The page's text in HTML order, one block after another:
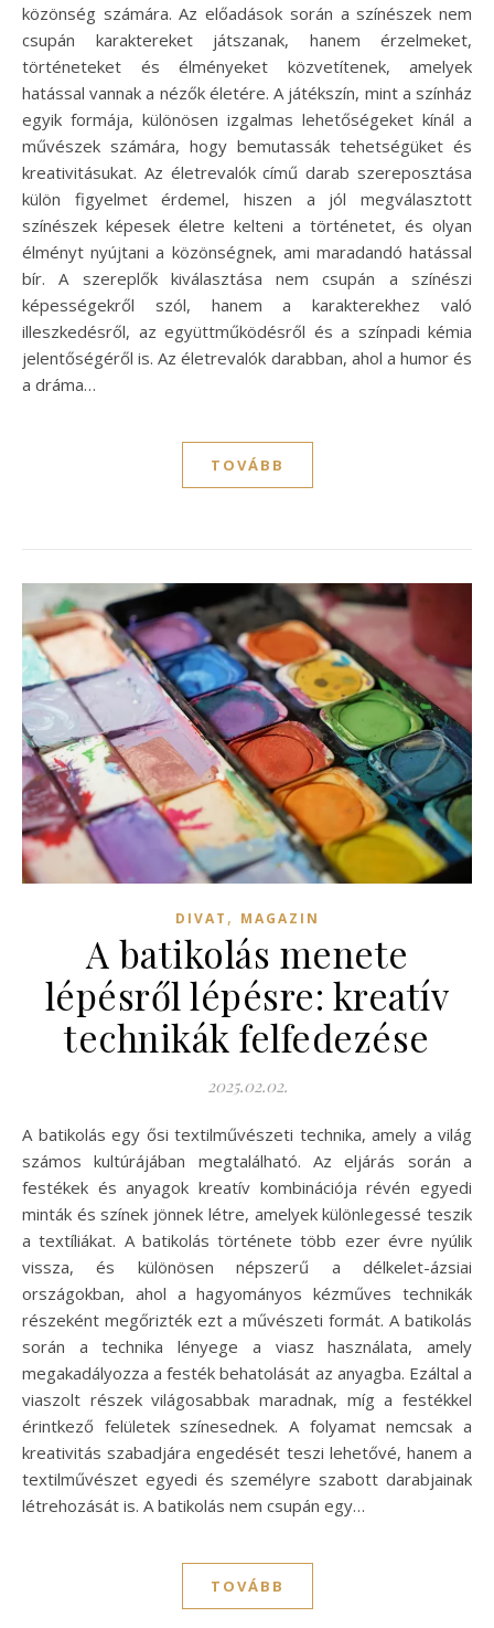
közönség számára. Az előadások során a színészek nem
csupán karaktereket játszanak, hanem érzelmeket,
történeteket és élményeket közvetítenek, amelyek
hatással vannak a nézők életére. A játékszín, mint a színház
egyik formája, különösen izgalmas lehetőségeket kínál a
művészek számára, hogy bemutassák tehetségüket és
kreativitásukat. Az életrevalók című darab szereposztása
külön figyelmet érdemel, hiszen a jól megválasztott
színészek képesek életre kelteni a történetet, és olyan
élményt nyújtani a közönségnek, ami maradandó hatással
bír. A szereplők kiválasztása nem csupán a színészi
képességekről szól, hanem a karakterekhez való
illeszkedésről, az együttműködésről és a színpadi kémia
jelentőségéről is. Az életrevalók darabban, ahol a humor és
a dráma…
TOVÁBB
DIVAT , MAGAZIN
A batikolás menete
lépésről lépésre: kreatív
technikák felfedezése
2025.02.02.
A batikolás egy ősi textilművészeti technika, amely a világ
számos kultúrájában megtalálható. Az eljárás során a
festékek és anyagok kreatív kombinációja révén egyedi
minták és színek jönnek létre, amelyek különlegessé teszik
a textíliákat. A batikolás története több ezer évre nyúlik
vissza, és különösen népszerű a délkelet-ázsiai
országokban, ahol a hagyományos kézműves technikák
részeként megőrizték ezt a művészeti formát. A batikolás
során a technika lényege a viasz használata, amely
megakadályozza a festék behatolását az anyagba. Ezáltal a
viaszolt részek világosabbak maradnak, míg a festékkel
érintkező felületek színesednek. A folyamat nemcsak a
kreativitás szabadjára engedését teszi lehetővé, hanem a
textilművészet egyedi és személyre szabott darabjainak
létrehozását is. A batikolás nem csupán egy…
TOVÁBB